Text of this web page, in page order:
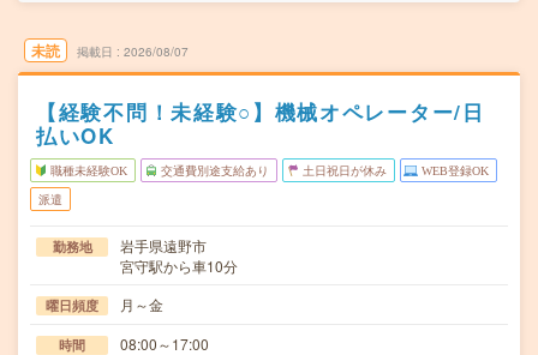
未読 掲載日 2026/08/07
【経験不問！未経験○】機械オペレーター/日
払いOK
職種未経験OK 交通費別途支給あり 土日祝日が休み WEB登録OK
派遣
勤務地
岩手県遠野市
宮守駅から車10分
曜日頻度 月～金
時間 08:00～17:00